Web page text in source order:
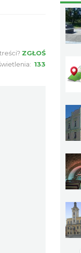
ZGŁOŚ
133